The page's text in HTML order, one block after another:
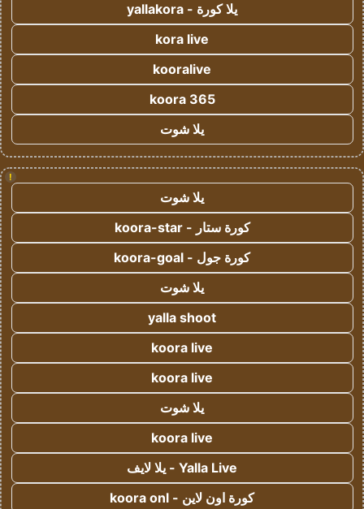
يلا كورة - yallakora
kora live
kooralive
koora 365
يلا شوت
!
يلا شوت
كورة ستار - koora-star
كورة جول - koora-goal
يلا شوت
yalla shoot
koora live
koora live
يلا شوت
koora live
Yalla Live - يلا لايف
كورة اون لاين - koora onl